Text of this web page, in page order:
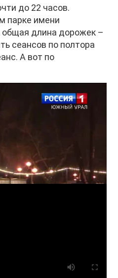
до 22 часов.
парке имени
общая длина дорожек –
сеансов по полтора
А вот по